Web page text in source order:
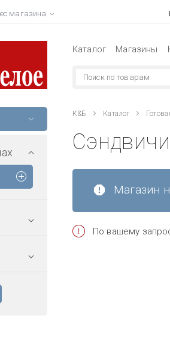
магазина
Каталог Магазины
К&Б Каталог
Сэндвичи
Магазин
По вашему